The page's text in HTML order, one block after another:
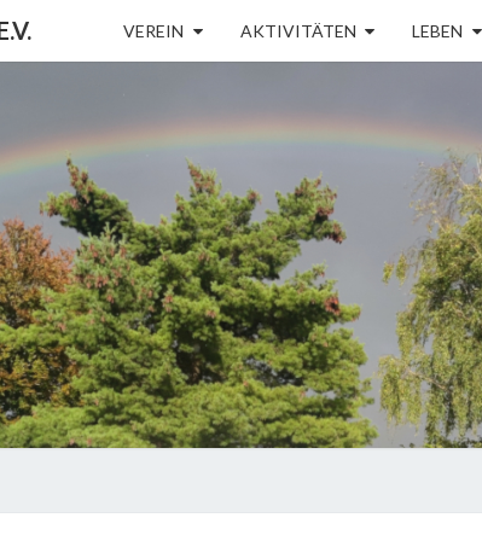
VEREIN AKTIVITÄTEN LEBEN